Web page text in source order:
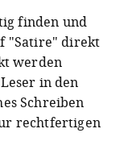
finden und
"Satire" direkt
werden
in den
Schreiben
rechtfertigen